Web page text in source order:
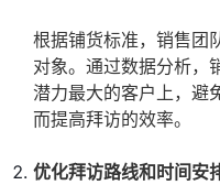
根据铺货标准，销售团
对象。通过数据分析，
潜力最大的客户上，避
而提高拜访的效率。
优化拜访路线和时间安